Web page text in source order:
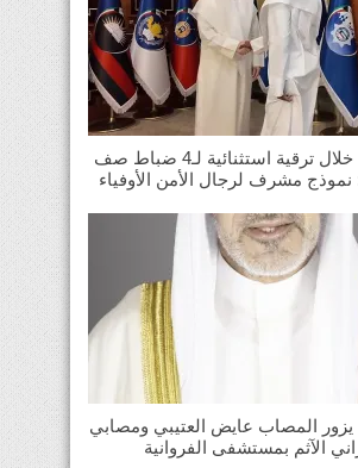
النائب الأول خلال ترقية استثنائية لـ4 ضباط صف
نموذج مشرف لرجال الأمن الأوفياء
يزور المصاب عايض العتيبي ومصابي
الآثم بمستشفى الفروانية